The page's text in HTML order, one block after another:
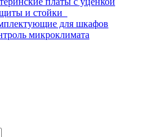
и стойки
для шкафов
микроклимата